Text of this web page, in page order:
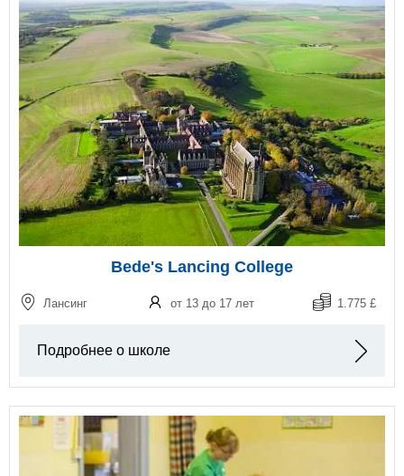
Bede's Lancing College
Лансинг от 13 до 17 лет 1.775 £
Подробнее о школе